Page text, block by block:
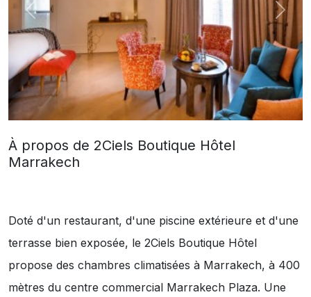
À propos de 2Ciels Boutique Hôtel
Marrakech
Doté d'un restaurant, d'une piscine extérieure et d'une
terrasse bien exposée, le 2Ciels Boutique Hôtel
propose des chambres climatisées à Marrakech, à 400
mètres du centre commercial Marrakech Plaza. Une